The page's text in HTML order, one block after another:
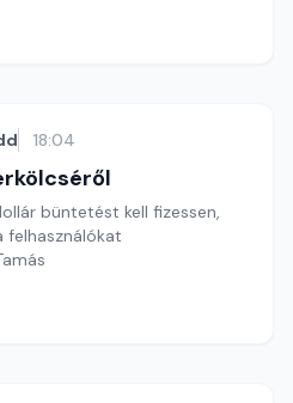
18:04
büntetést kell fizessen,